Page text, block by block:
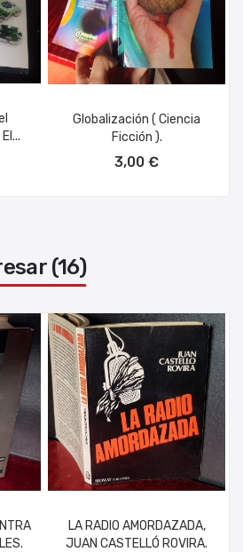
Globalización ( Ciencia
Ficción ).
3,00 €
(16)
LA RADIO AMORDAZADA,
JUAN CASTELLÓ ROVIRA.